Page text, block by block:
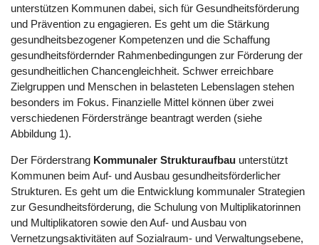
unterstützen Kommunen dabei, sich für Gesundheitsförderung
und Prävention zu engagieren. Es geht um die Stärkung
gesundheitsbezogener Kompetenzen und die Schaffung
gesundheitsfördernder Rahmenbedingungen zur Förderung der
gesundheitlichen Chancengleichheit. Schwer erreichbare
Zielgruppen und Menschen in belasteten Lebenslagen stehen
besonders im Fokus. Finanzielle Mittel können über zwei
verschiedenen Förderstränge beantragt werden (siehe
Abbildung 1).
Der Förderstrang Kommunaler Strukturaufbau unterstützt
Kommunen beim Auf- und Ausbau gesundheitsförderlicher
Strukturen. Es geht um die Entwicklung kommunaler Strategien
zur Gesundheitsförderung, die Schulung von Multiplikatorinnen
und Multiplikatoren sowie den Auf- und Ausbau von
Vernetzungsaktivitäten auf Sozialraum- und Verwaltungsebene,